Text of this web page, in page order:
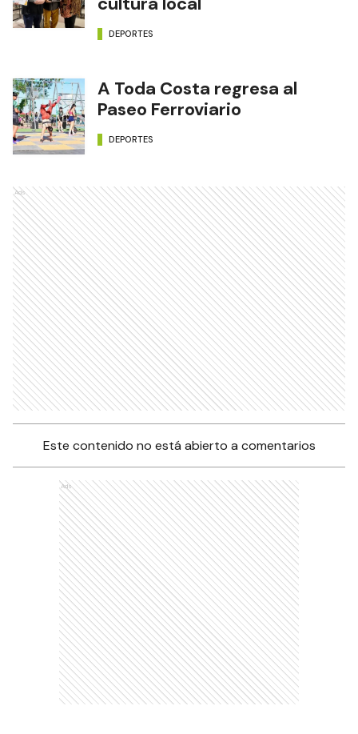
DEPORTES
A Toda Costa regresa al
Paseo Ferroviario
DEPORTES
Ads
Este contenido no está abierto a comentarios
Ads